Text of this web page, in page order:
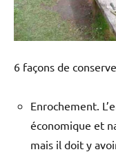
6 façons de
Enrochement.
économique et
mais il doit y